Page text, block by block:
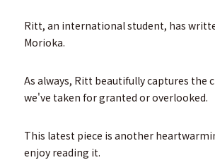
Ritt, an international student, has
Morioka.
As always, Ritt beautifully captures the
we've taken for granted or overlooked.
This latest piece is another
enjoy reading it.